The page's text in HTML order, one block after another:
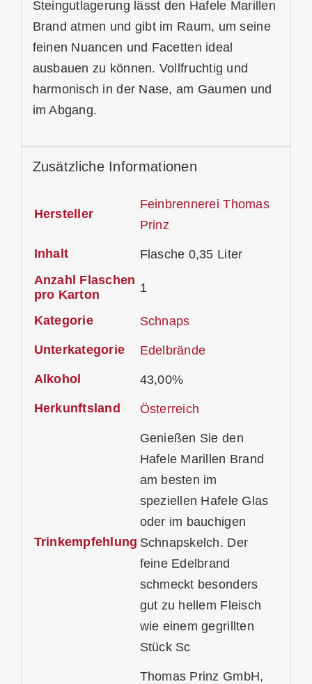
Steingutlagerung lässt den Hafele Marillen
Brand atmen und gibt im Raum, um seine
feinen Nuancen und Facetten ideal
ausbauen zu können. Vollfruchtig und
harmonisch in der Nase, am Gaumen und
im Abgang.
Zusätzliche Informationen
Hersteller
Feinbrennerei Thomas
Prinz
Inhalt
Flasche 0,35 Liter
Anzahl Flaschen
pro Karton
1
Kategorie Schnaps
Unterkategorie Edelbrände
Alkohol 43,00%
Herkunftsland Österreich
Trinkempfehlung
Genießen Sie den
Hafele Marillen Brand
am besten im
speziellen Hafele Glas
oder im bauchigen
Schnapskelch. Der
feine Edelbrand
schmeckt besonders
gut zu hellem Fleisch
wie einem gegrillten
Stück Sc
Thomas Prinz GmbH,